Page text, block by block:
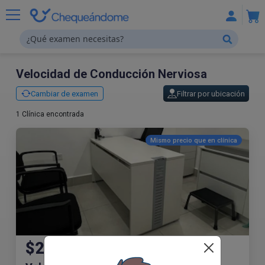
Velocidad de Conducción Nerviosa
Cambiar de examen Filtrar por ubicación
1 Clínica encontrada
Mismo precio que en clínica
$230.00